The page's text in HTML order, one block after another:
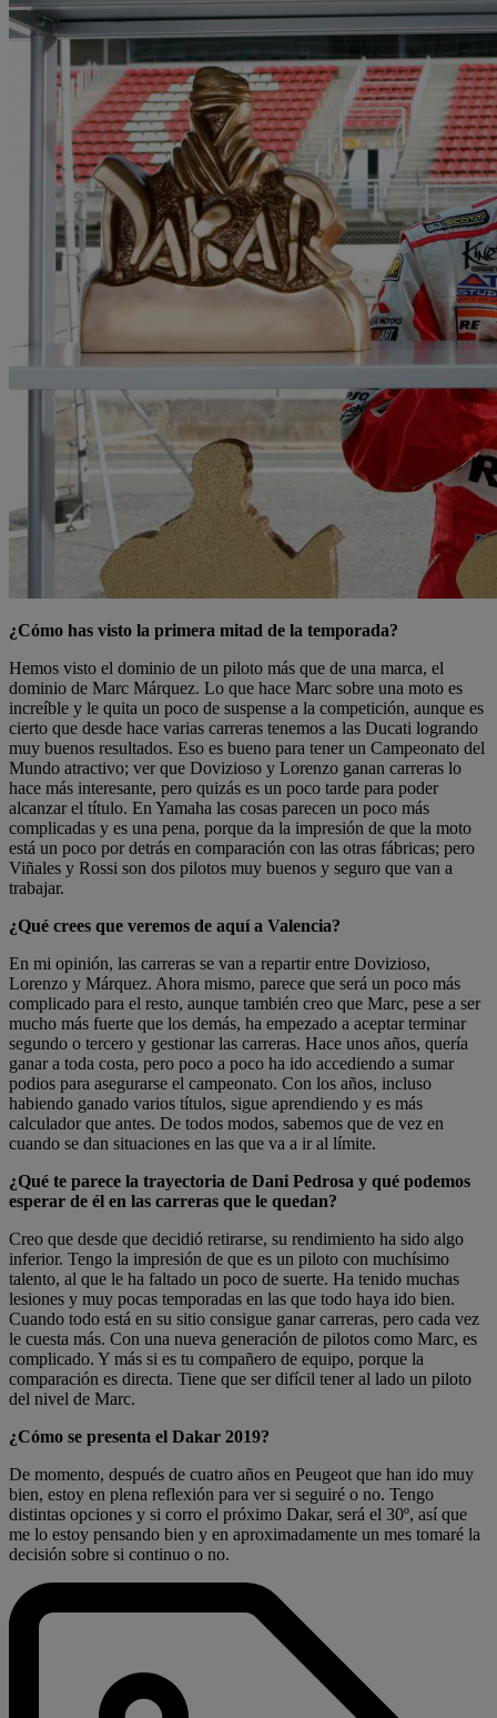
¿Cómo has visto la primera mitad de la temporada?
Hemos visto el dominio de un piloto más que de una marca, el
dominio de Marc Márquez. Lo que hace Marc sobre una moto es
increíble y le quita un poco de suspense a la competición, aunque es
cierto que desde hace varias carreras tenemos a las Ducati logrando
muy buenos resultados. Eso es bueno para tener un Campeonato del
Mundo atractivo; ver que Dovizioso y Lorenzo ganan carreras lo
hace más interesante, pero quizás es un poco tarde para poder
alcanzar el título. En Yamaha las cosas parecen un poco más
complicadas y es una pena, porque da la impresión de que la moto
está un poco por detrás en comparación con las otras fábricas; pero
Viñales y Rossi son dos pilotos muy buenos y seguro que van a
trabajar.
¿Qué crees que veremos de aquí a Valencia?
En mi opinión, las carreras se van a repartir entre Dovizioso,
Lorenzo y Márquez. Ahora mismo, parece que será un poco más
complicado para el resto, aunque también creo que Marc, pese a ser
mucho más fuerte que los demás, ha empezado a aceptar terminar
segundo o tercero y gestionar las carreras. Hace unos años, quería
ganar a toda costa, pero poco a poco ha ido accediendo a sumar
podios para asegurarse el campeonato. Con los años, incluso
habiendo ganado varios títulos, sigue aprendiendo y es más
calculador que antes. De todos modos, sabemos que de vez en
cuando se dan situaciones en las que va a ir al límite.
¿Qué te parece la trayectoria de Dani Pedrosa y qué podemos
esperar de él en las carreras que le quedan?
Creo que desde que decidió retirarse, su rendimiento ha sido algo
inferior. Tengo la impresión de que es un piloto con muchísimo
talento, al que le ha faltado un poco de suerte. Ha tenido muchas
lesiones y muy pocas temporadas en las que todo haya ido bien.
Cuando todo está en su sitio consigue ganar carreras, pero cada vez
le cuesta más. Con una nueva generación de pilotos como Marc, es
complicado. Y más si es tu compañero de equipo, porque la
comparación es directa. Tiene que ser difícil tener al lado un piloto
del nivel de Marc.
¿Cómo se presenta el Dakar 2019?
De momento, después de cuatro años en Peugeot que han ido muy
bien, estoy en plena reflexión para ver si seguiré o no. Tengo
distintas opciones y si corro el próximo Dakar, será el 30º, así que
me lo estoy pensando bien y en aproximadamente un mes tomaré la
decisión sobre si continuo o no.